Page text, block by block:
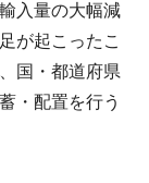
入量の大幅減
が起こったこ
国・都道府県
・配置を行う